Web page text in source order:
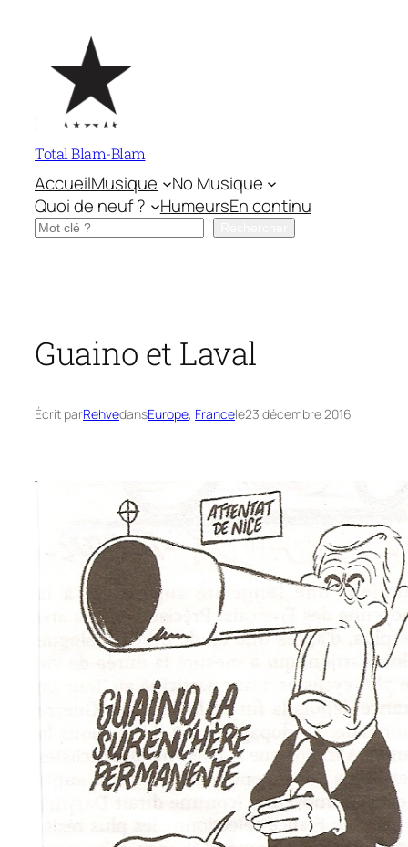
contenu
Total Blam-Blam
AccueilMusique
No Musique
Quoi de neuf ?
HumeursEn continu
Rechercher
Guaino et Laval
Écrit parRehvedansEurope, Francele23 décembre 2016